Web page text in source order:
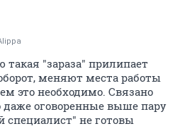
"зараза" прилипает
меняют места работы
это необходимо. Связано
даже оговоренные выше пару
специалист" не готовы